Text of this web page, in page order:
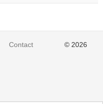
Contact © 2026